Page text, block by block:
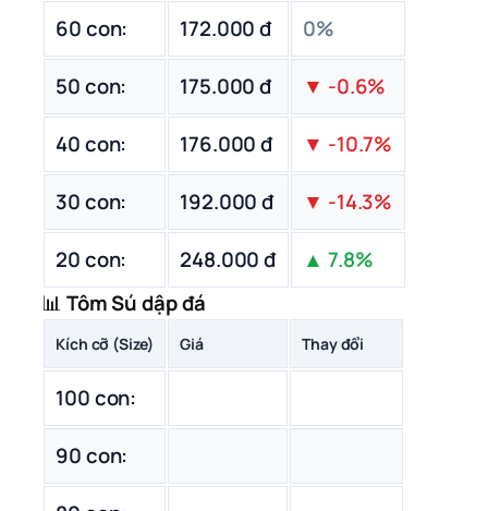
60 con: 172.000 đ 0%
50 con: 175.000 đ ▼ -0.6%
40 con: 176.000 đ ▼ -10.7%
30 con: 192.000 đ ▼ -14.3%
20 con: 248.000 đ
▲ 7.8%
📊Tôm Sú dập đá
Kích cỡ (Size) Giá Thay đổi
100 con:
90 con: